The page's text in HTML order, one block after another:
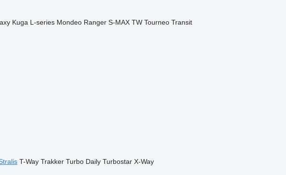
Kuga L-series Mondeo Ranger S-MAX TW Tourneo Transit
T-Way Trakker Turbo Daily Turbostar X-Way